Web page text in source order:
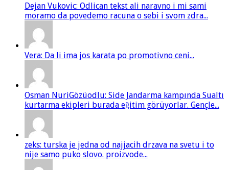
Dejan Vukovic: Odlican tekst ali naravno i mi sami
moramo da povedemo racuna o sebi i svom zdra...
Vera: Da li ima jos karata po promotivno ceni...
Osman NuriGözüodlu: Side Jandarma kampında Sualtı
kurtarma ekipleri burada eğitim görüyorlar. Gençle...
zeks: turska je jedna od najjacih drzava na svetu i to
nije samo puko slovo. proizvode...